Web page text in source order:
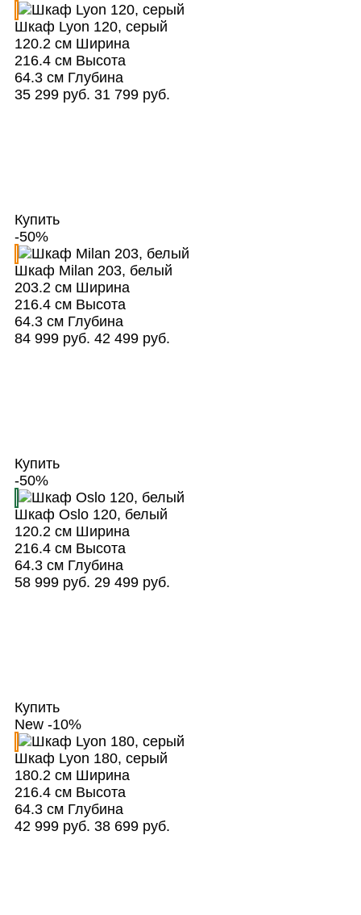
Шкаф Lyon 120, серый
120.2 смШирина
216.4 смВысота
64.3 смГлубина
35 299 руб. 31 799 руб.
Купить
-50%
Шкаф Milan 203, белый
203.2 смШирина
216.4 смВысота
64.3 смГлубина
84 999 руб. 42 499 руб.
Купить
-50%
Шкаф Oslo 120, белый
120.2 смШирина
216.4 смВысота
64.3 смГлубина
58 999 руб. 29 499 руб.
Купить
New -10%
Шкаф Lyon 180, серый
180.2 смШирина
216.4 смВысота
64.3 смГлубина
42 999 руб. 38 699 руб.